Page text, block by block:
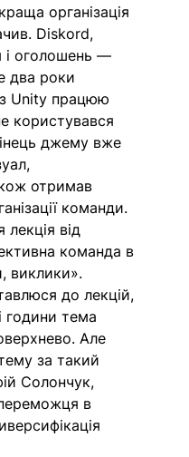
організація
Diskord,
і оголошень —
два роки
з Unity працюю
користувався
джему вже
отримав
команди.
від
команда в
виклики».
до лекцій,
години тема
Але
за такий
Солончук,
в